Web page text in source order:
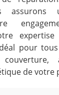
assurons
pour
de votre